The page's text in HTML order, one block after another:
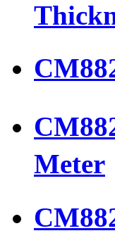
Meter